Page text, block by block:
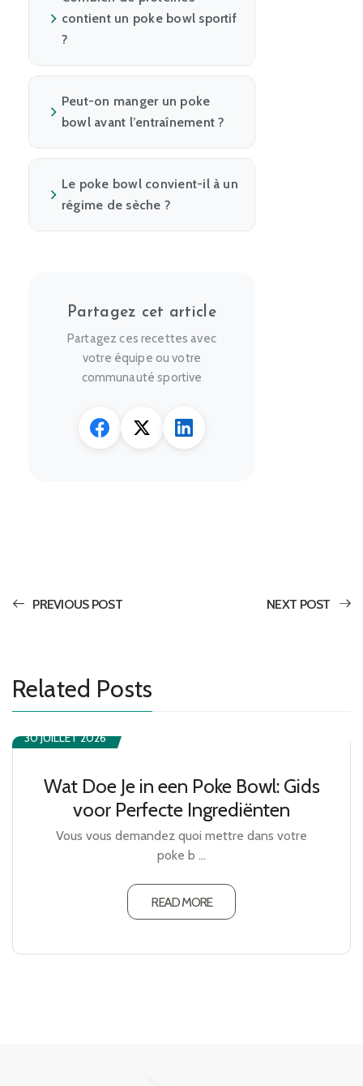
contient un poke bowl sportif
?
Peut-on manger un poke
bowl avant l’entraînement ?
Le poke bowl convient-il à un
régime de sèche ?
Partagez cet article
Partagez ces recettes avec
votre équipe ou votre
communauté sportive
PREVIOUS POST NEXT POST
Related Posts
30 JUILLET 2026
Wat Doe Je in een Poke Bowl: Gids
voor Perfecte Ingrediënten
Vous vous demandez quoi mettre dans votre
poke b ...
READ MORE